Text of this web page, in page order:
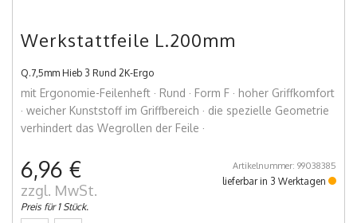
Werkstattfeile L.200mm
Q.7,5mm Hieb 3 Rund 2K-Ergo
mit Ergonomie-Feilenheft · Rund · Form F · hoher Griffkomfort
· weicher Kunststoff im Griffbereich · die spezielle Geometrie
verhindert das Wegrollen der Feile ·
6,96 €
zzgl. MwSt.
Preis für 1 Stück.
Artikelnummer: 99038385
lieferbar in 3 Werktagen